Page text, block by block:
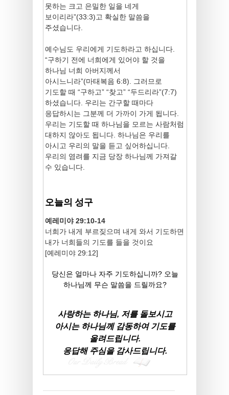
못하는 크고 은밀한 일을 네게
보이리라”(33:3)고 확실한 말씀을
주셨습니다.
예수님도 우리에게 기도하라고 하십니다.
“구하기 전에 너희에게 있어야 할 것을
하나님 너희 아버지께서
아시느니라”(마태복음 6:8). 그러므로
기도할 때 “구하고” “찾고” “두드리라”(7:7)
하셨습니다. 우리는 간구할 때마다
응답하시는 그분께 더 가까이 가게 됩니다.
우리는 기도할 때 하나님을 모르는 사람처럼
대하지 않아도 됩니다. 하나님은 우리를
아시고 우리의 말을 듣고 싶어하십니다.
우리의 염려를 지금 당장 하나님께 가져갈
수 있습니다.
오늘의 성구
예레미야 29:10-14
너희가 내게 부르짖으며 내게 와서 기도하면
내가 너희들의 기도를 들을 것이요
[예레미야 29:12]
당신은 얼마나 자주 기도하십니까? 오늘
하나님께 무슨 말씀을 드릴까요?
사랑하는 하나님, 저를 돌보시고
아시는 하나님께 감동하여 기도를
올려드립니다.
응답해 주심을 감사드립니다.